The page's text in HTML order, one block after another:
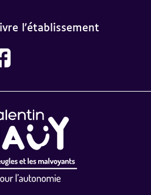
l'établissement
suivre sur Facebook AVH